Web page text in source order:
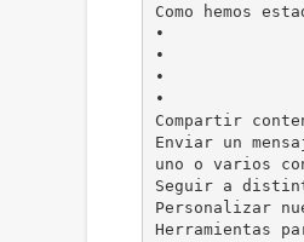
Como hemos
•
•
•
•
Compartir
Enviar un
uno o varios
Seguir a
Personalizar
Herramientas